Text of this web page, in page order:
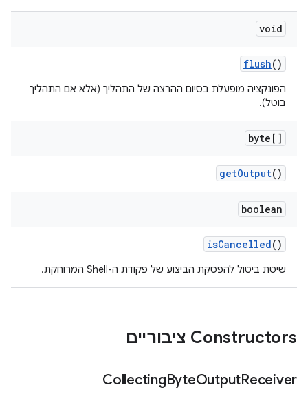
void
flush()
הפונקציה מופעלת בסיום ההרצה של התהליך (אלא אם התהליך
בוטל).
byte[]
getOutput()
boolean
isCancelled()
שיטת ביטול להפסקת הביצוע של פקודת ה-Shell המרוחקת.
Constructors ציבוריים
CollectingByteOutputReceiver